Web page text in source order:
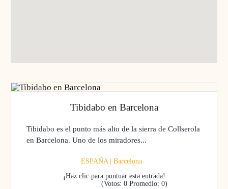
Tibidabo en Barcelona
Tibidabo es el punto más alto de la sierra de Collserola
en Barcelona. Uno de los miradores...
ESPAÑA| Barcelona
¡Haz clic para puntuar esta entrada!
(Votos: 0 Promedio: 0)